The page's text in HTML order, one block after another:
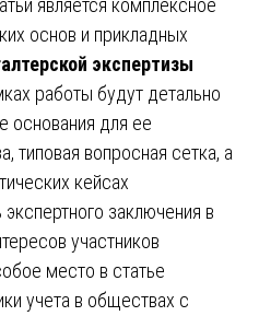
является комплексное
основ и прикладных
экспертизы
работы будут детально
основания для ее
типовая вопросная сетка, а
кейсах
заключения в
участников
место в статье
учета в обществах с